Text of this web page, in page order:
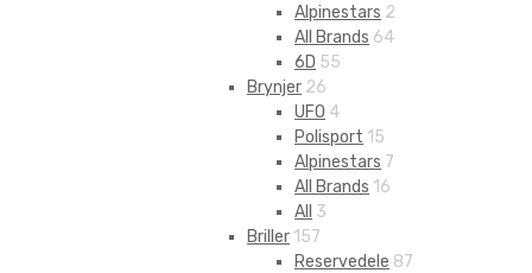
Alpinestars 2
All Brands 64
6D 55
Brynjer 26
UFO 4
Polisport 15
Alpinestars 7
All Brands 16
All 3
Briller 157
Reservedele 87